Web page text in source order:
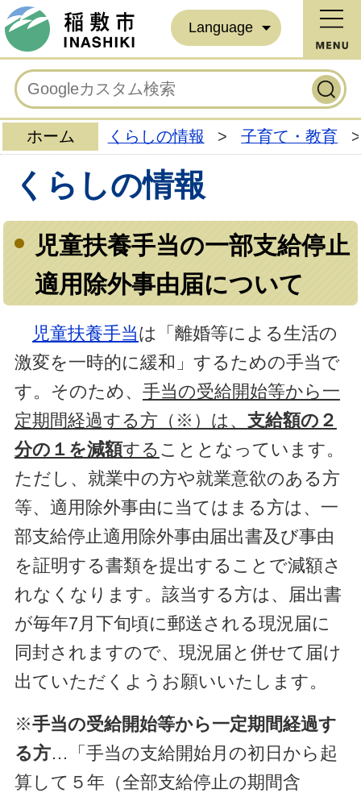
Language
ホーム くらしの情報 > 子育て・教育 >
くらしの情報
児童扶養手当の一部支給停止
適用除外事由届について
児童扶養手当は「離婚等による生活の
激変を一時的に緩和」するための手当で
す。そのため、 手当の受給開始等から一
定期間経過する方（※）は、 支給額の２
分の１を減額する こととなっています。
ただし、就業中の方や就業意欲のある方
等、適用除外事由に当てはまる方は、 一
部支給停止適用除外事由届出書及び事由
を証明する書類を提出することで減額さ
れなくなります。該当する方は、届出書
が毎年7月下旬頃に郵送される現況届に
同封されますので、現況届と併せて届け
出ていただくようお願いいたします。
※手当の受給開始等から一定期間経過す
る方…「手当の支給開始月の初日から起
算して５年（全部支給停止の期間含